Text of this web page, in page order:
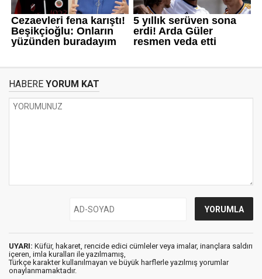
HABERE YORUM KAT
UYARI: Küfür, hakaret, rencide edici cümleler veya imalar, inançlara saldırı
içeren, imla kuralları ile yazılmamış,
Türkçe karakter kullanılmayan ve büyük harflerle yazılmış yorumlar
onaylanmamaktadır.